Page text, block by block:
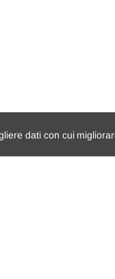
dati con cui